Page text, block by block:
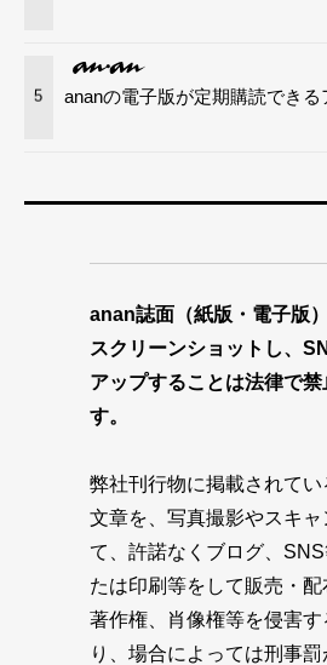
5 ananの電子版が定期購読できる
anan誌面（紙版・電子版
スクリーンショットし、
アップすることは法律で禁
す。
弊社刊行物に掲載されて
文章を、写真撮影やスキャ
て、許諾なくブログ、SNS
たは印刷等をして販売・
著作権、肖像権等を侵害す
り、場合によっては刑事